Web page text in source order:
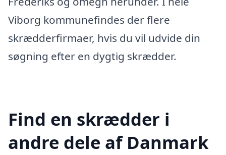
Viborg kommunefindes der flere
skrædderfirmaer, hvis du vil udvide din
søgning efter en dygtig skrædder.
Find en skrædder i
andre dele af Danmark